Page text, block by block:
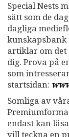
Special Nests
sätt som de
dagliga
kunskapsbank
artiklar om det
dig. Prova på
som
startsidan:
Somliga av
endast kan
vill teckna en